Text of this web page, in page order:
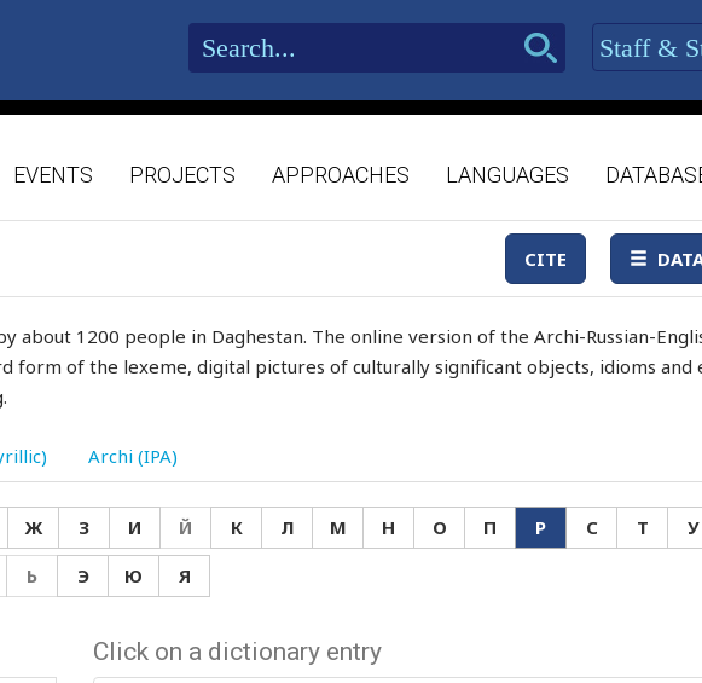
Staff &
EVENTS PROJECTS APPROACHES LANGUAGES
CITE
about 1200 people in Daghestan. The online version of the Archi-Russian-
form of the lexeme, digital pictures of culturally significant objects, idioms and
Archi (IPA)
Ж З И Й К Л М Н О П Р С Т У
Ь
Э Ю Я
Click on a dictionary entry